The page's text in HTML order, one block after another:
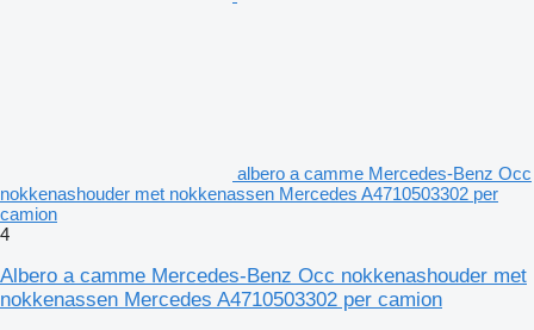
albero a camme Mercedes-Benz Occ
nokkenashouder met nokkenassen Mercedes A4710503302 per
camion
4
Albero a camme Mercedes-Benz Occ nokkenashouder met
nokkenassen Mercedes A4710503302 per camion